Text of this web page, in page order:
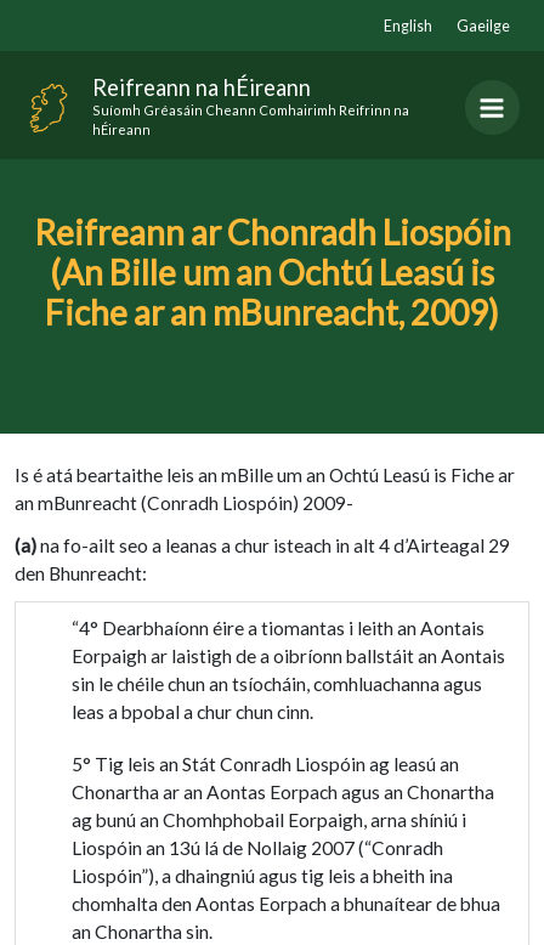
English Gaeilge
Reifreann na hÉireann
Suíomh Gréasáin Cheann Comhairimh Reifrinn na
hÉireann
Reifreann ar Chonradh Liospóin
(An Bille um an Ochtú Leasú is
Fiche ar an mBunreacht, 2009)
Is é atá beartaithe leis an mBille um an Ochtú Leasú is Fiche ar
an mBunreacht (Conradh Liospóin) 2009-
(a)na fo-ailt seo a leanas a chur isteach in alt 4 d’Airteagal 29
den Bhunreacht:
“4° Dearbhaíonn éire a tiomantas i leith an Aontais
Eorpaigh ar laistigh de a oibríonn ballstáit an Aontais
sin le chéile chun an tsíocháin, comhluachanna agus
leas a bpobal a chur chun cinn.
5° Tig leis an Stát Conradh Liospóin ag leasú an
Chonartha ar an Aontas Eorpach agus an Chonartha
ag bunú an Chomhphobail Eorpaigh, arna shíniú i
Liospóin an 13ú lá de Nollaig 2007 (“Conradh
Liospóin”), a dhaingniú agus tig leis a bheith ina
chomhalta den Aontas Eorpach a bhunaítear de bhua
an Chonartha sin.